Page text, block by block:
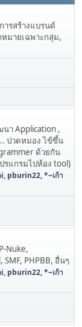
ารสร้างแบรนด์
หมายเฉพาะกลุ่ม,
า Application ,
ปวดหมอง ไข้ขึ้น
ด้วยกัน
รแกรมไปห้อง tool)
, pburin22,*~เก้า
Nuke,
PHPBB, อื่นๆ
, pburin22,*~เก้า